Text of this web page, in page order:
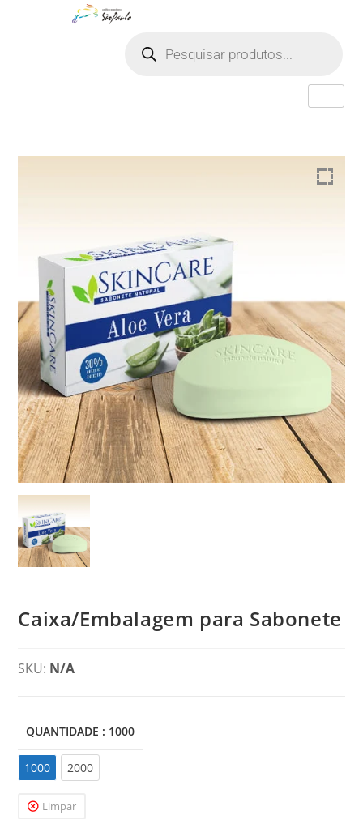
Caixa/Embalagem para Sabonete
SKU: N/A
QUANTIDADE : 1000
1000
1000 2000
Limpar